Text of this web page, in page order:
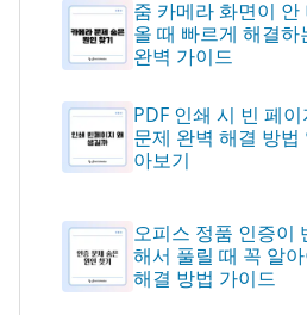
줌 카메라 화면이 안
올 때 빠르게 해결하
완벽 가이드
PDF 인쇄 시 빈 페이
문제 완벽 해결 방법
아보기
오피스 정품 인증이
해서 풀릴 때 꼭 알
해결 방법 가이드